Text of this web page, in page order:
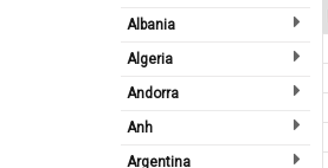
Albania
Algeria
Andorra
Anh
Argentina